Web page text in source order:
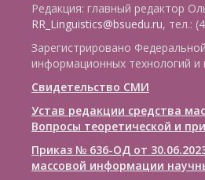
Редакция: главный редактор
RR_Linguistics@bsuedu.ru, тел.:
Зарегистрировано
информационных технологий
Свидетельство СМИ
Устав редакции средства
Вопросы теоретической и
Приказ № 636-ОД от
массовой информации